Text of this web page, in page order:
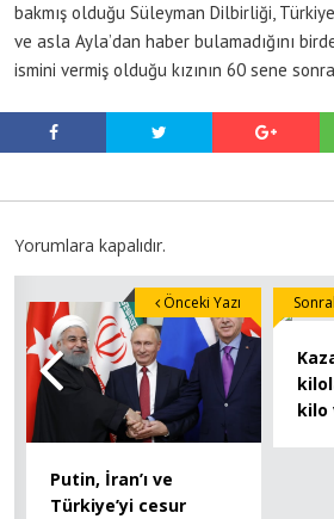
bakmış olduğu Süleyman Dilbirliği,
ve asla Ayla’dan haber bulamadığını
ismini vermiş olduğu kızının 60 sene
Yorumlara kapalıdır.
Putin, İran’ı ve
Türkiye’yi cesur
Önceki Yazı
kilo